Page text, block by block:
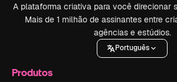
A plataforma criativa para você direcionar
Mais de 1 milhão de assinantes entre
agências e estúdios.
Português
Produtos